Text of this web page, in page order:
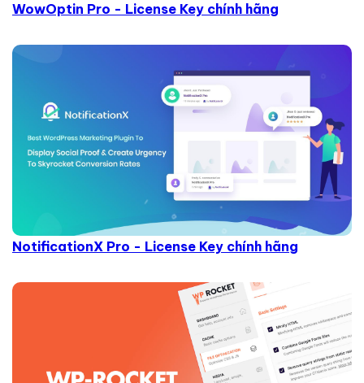
WowOptin Pro - License Key chính hãng
NotificationX Pro - License Key chính hãng